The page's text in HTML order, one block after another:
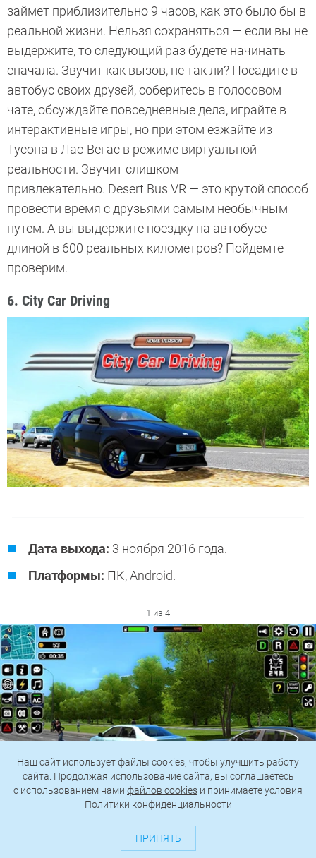
займет приблизительно 9 часов, как это было бы в
реальной жизни. Нельзя сохраняться — если вы не
выдержите, то следующий раз будете начинать
сначала. Звучит как вызов, не так ли? Посадите в
автобус своих друзей, соберитесь в голосовом
чате, обсуждайте повседневные дела, играйте в
интерактивные игры, но при этом езжайте из
Тусона в Лас-Вегас в режиме виртуальной
реальности. Звучит слишком
привлекательно. Desert Bus VR — это крутой способ
провести время с друзьями самым необычным
путем. А вы выдержите поездку на автобусе
длиной в 600 реальных километров? Пойдемте
проверим.
6. City Car Driving
Дата выхода: 3 ноября 2016 года.
Платформы: ПК, Android.
1 из 4
Наш сайт использует файлы cookies, чтобы улучшить работу
сайта. Продолжая использование сайта, вы соглашаетесь
c использованием нами файлов cookies и принимаете условия
Политики конфиденциальности
ПРИНЯТЬ